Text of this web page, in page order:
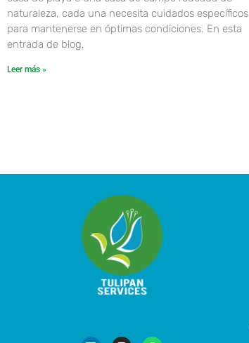
naturaleza, cada una necesita cuidados específicos
para mantenerse en óptimas condiciones. En esta
entrada de blog,
Leer más »